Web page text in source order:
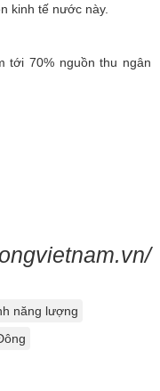
kinh tế nước này.
tới 70% nguồn thu ngân
năng lượng